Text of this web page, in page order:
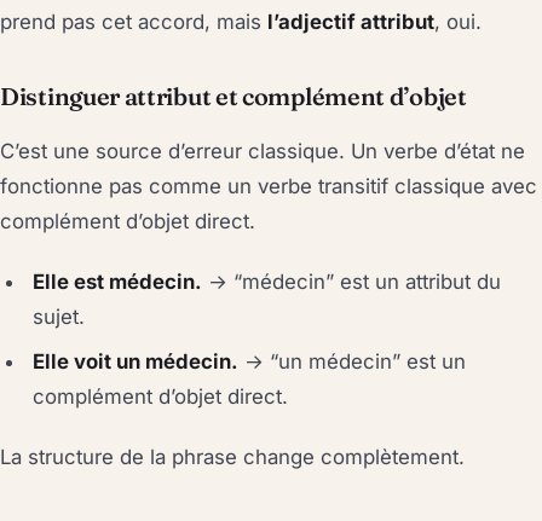
prend pas cet accord, mais l’adjectif attribut, oui.
Distinguer attribut et complément d’objet
C’est une source d’erreur classique. Un verbe d’état ne
fonctionne pas comme un verbe transitif classique avec
complément d’objet direct.
Elle est médecin. → “médecin” est un attribut du
sujet.
Elle voit un médecin. → “un médecin” est un
complément d’objet direct.
La structure de la phrase change complètement.